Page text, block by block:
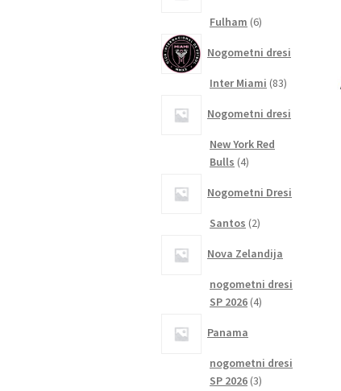
Fulham 66
Nogometni dresi
Inter Miami 8383
Nogometni dresi
New York Red
Bulls 44
Nogometni Dresi
Santos 22
Nova Zelandija
nogometni dresi
SP 2026 44
Panama
nogometni dresi
SP 2026 33